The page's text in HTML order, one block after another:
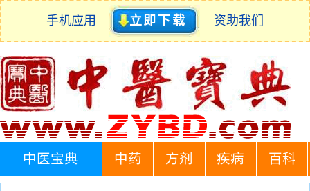
手机应用 立即下载 资助我们
中医宝典 中药 方剂 疾病 百科